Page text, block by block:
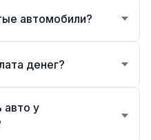
автомобили?
денег?
авто у